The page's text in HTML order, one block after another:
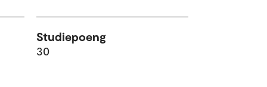
Studiepoeng
30